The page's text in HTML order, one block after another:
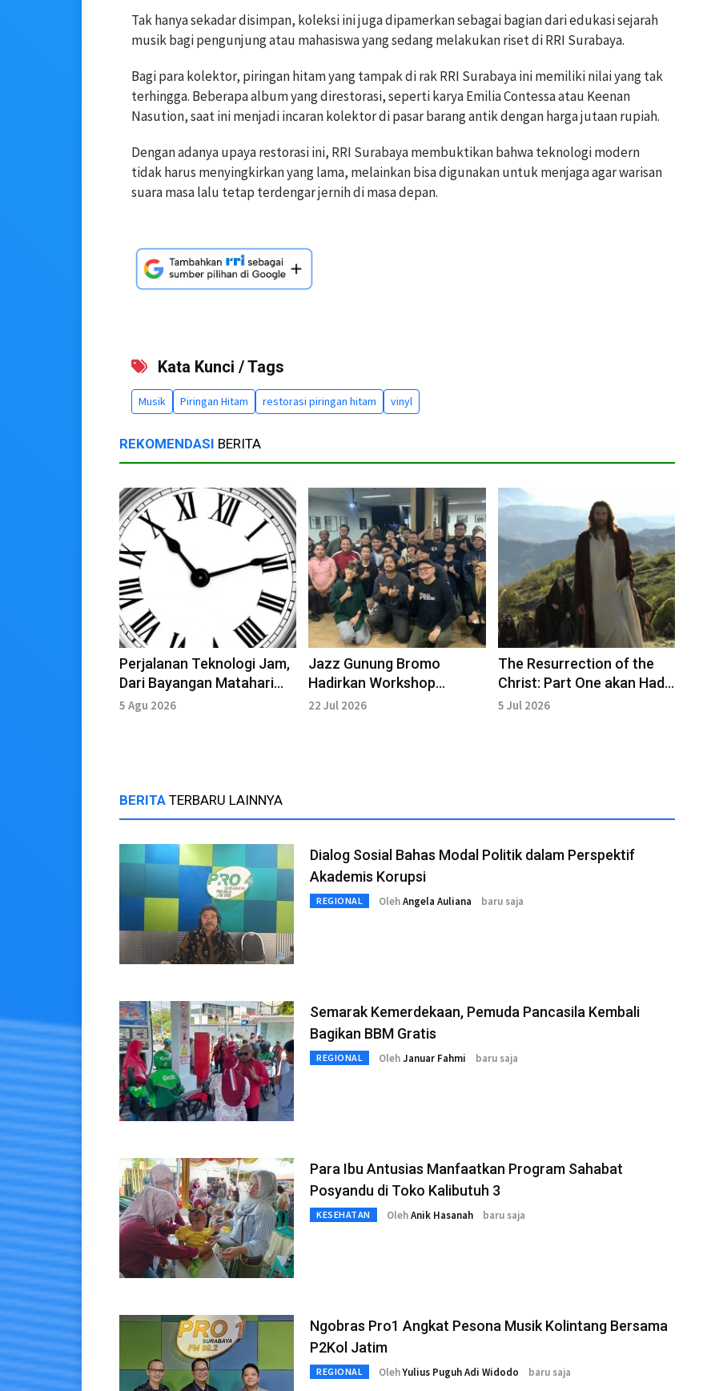
Tak hanya sekadar disimpan, koleksi ini juga dipamerkan sebagai bagian dari edukasi sejarah
musik bagi pengunjung atau mahasiswa yang sedang melakukan riset di RRI Surabaya.
Bagi para kolektor, piringan hitam yang tampak di rak RRI Surabaya ini memiliki nilai yang tak
terhingga. Beberapa album yang direstorasi, seperti karya Emilia Contessa atau Keenan
Nasution, saat ini menjadi incaran kolektor di pasar barang antik dengan harga jutaan rupiah.
Dengan adanya upaya restorasi ini, RRI Surabaya membuktikan bahwa teknologi modern
tidak harus menyingkirkan yang lama, melainkan bisa digunakan untuk menjaga agar warisan
suara masa lalu tetap terdengar jernih di masa depan.
Kata Kunci / Tags
Musik Piringan Hitam restorasi piringan hitam vinyl
REKOMENDASI BERITA
Perjalanan Teknologi Jam,
Dari Bayangan Matahari
hingga Jam Atom Modern
5 Agu 2026
Jazz Gunung Bromo
Hadirkan Workshop
Fotografi Panggung di
22 Jul 2026
The Resurrection of the
Christ: Part One akan Hadir
di Bioskop di 2027
5 Jul 2026
BERITA TERBARU LAINNYA
Dialog Sosial Bahas Modal Politik dalam Perspektif
Akademis Korupsi
REGIONAL OlehAngela Auliana baru saja
Semarak Kemerdekaan, Pemuda Pancasila Kembali
Bagikan BBM Gratis
REGIONAL OlehJanuar Fahmi baru saja
Para Ibu Antusias Manfaatkan Program Sahabat
Posyandu di Toko Kalibutuh 3
KESEHATAN OlehAnik Hasanah baru saja
Ngobras Pro1 Angkat Pesona Musik Kolintang Bersama
P2Kol Jatim
REGIONAL OlehYulius Puguh Adi Widodo baru saja